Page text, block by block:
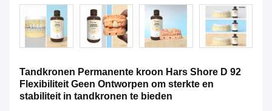
Tandkronen Permanente kroon Hars Shore D 92
Flexibiliteit Geen Ontworpen om sterkte en
stabiliteit in tandkronen te bieden